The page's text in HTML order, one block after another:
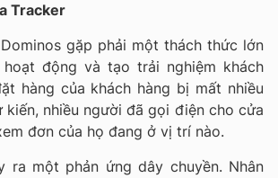
Tracker
gặp phải một thách thức lớn
động và tạo trải nghiệm khách
hàng của khách hàng bị mất nhiều
kiến, nhiều người đã gọi điện cho cửa
đơn của họ đang ở vị trí nào.
ra một phản ứng dây chuyền. Nhân